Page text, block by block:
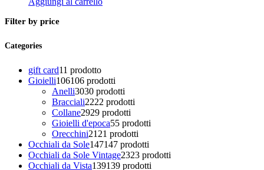
Filter by price
Categories
gift card11 prodotto
Gioielli106106 prodotti
Anelli3030 prodotti
Bracciali2222 prodotti
Collane2929 prodotti
Gioielli d'epoca55 prodotti
Orecchini2121 prodotti
Occhiali da Sole147147 prodotti
Occhiali da Sole Vintage2323 prodotti
Occhiali da Vista139139 prodotti